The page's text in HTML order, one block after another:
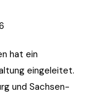
hat ein
eingeleitet.
und Sachsen-